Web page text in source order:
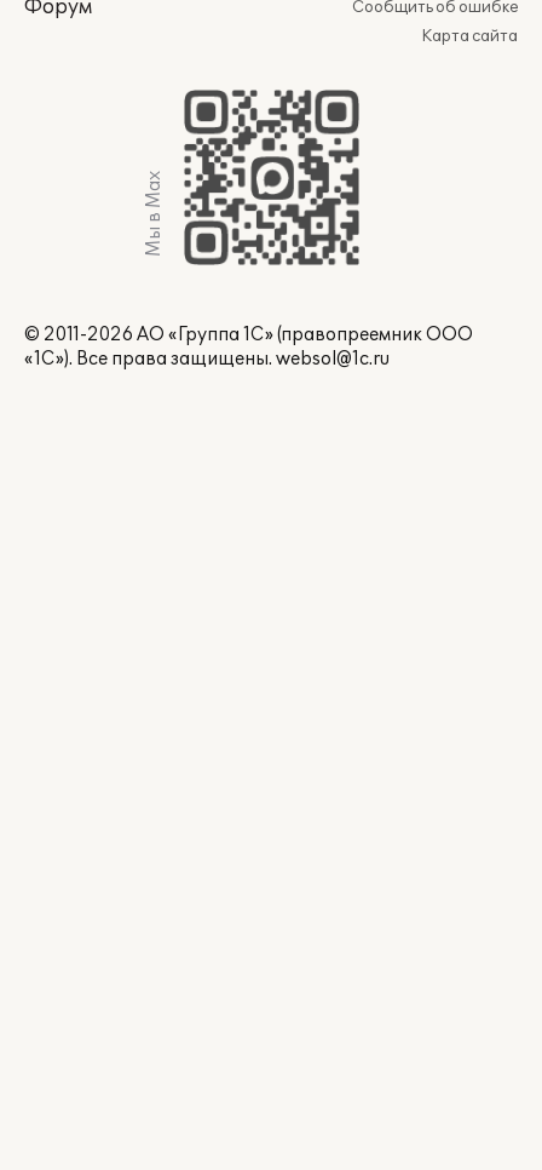
Форум
Сообщить об ошибке
Карта сайта
Мы в Max
© 2011-2026 АО «Группа 1С» (правопреемник ООО
«1С»). Все права защищены. websol@1c.ru